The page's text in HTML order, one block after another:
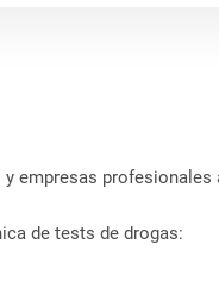
empresas profesionales
de tests de drogas: